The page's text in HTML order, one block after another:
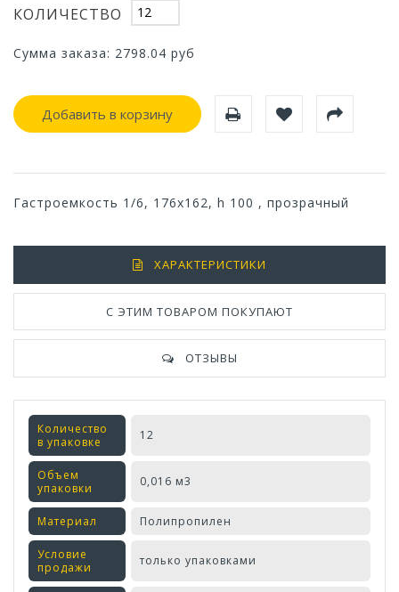
КОЛИЧЕСТВО
Сумма заказа: 2798.04 руб
Добавить в корзину
Гастроемкость 1/6, 176x162, h 100 , прозрачный
ХАРАКТЕРИСТИКИ
С ЭТИМ ТОВАРОМ ПОКУПАЮТ
ОТЗЫВЫ
Количество
в упаковке
12
Объем
упаковки
0,016 м3
Материал Полипропилен
Условие
продажи
только упаковками